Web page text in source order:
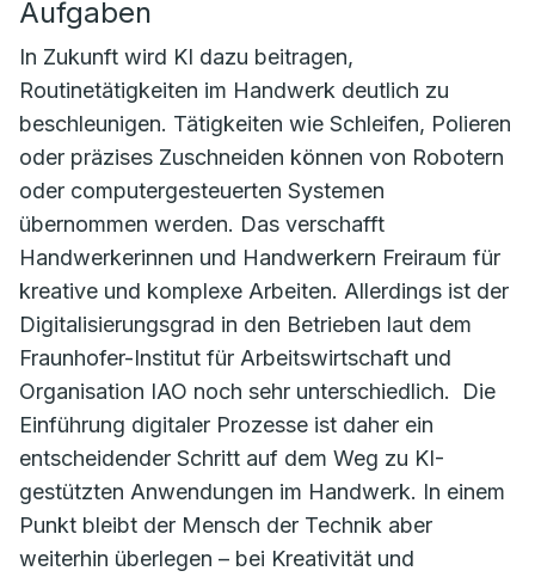
Aufgaben
In Zukunft wird KI dazu beitragen,
Routinetätigkeiten im Handwerk deutlich zu
beschleunigen. Tätigkeiten wie Schleifen, Polieren
oder präzises Zuschneiden können von Robotern
oder computergesteuerten Systemen
übernommen werden. Das verschafft
Handwerkerinnen und Handwerkern Freiraum für
kreative und komplexe Arbeiten. Allerdings ist der
Digitalisierungsgrad in den Betrieben laut dem
Fraunhofer-Institut für Arbeitswirtschaft und
Organisation IAO noch sehr unterschiedlich. Die
Einführung digitaler Prozesse ist daher ein
entscheidender Schritt auf dem Weg zu KI-
gestützten Anwendungen im Handwerk. In einem
Punkt bleibt der Mensch der Technik aber
weiterhin überlegen – bei Kreativität und